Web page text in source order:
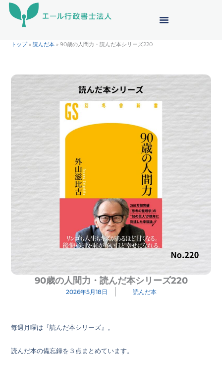
トップ»読んだ本 »90歳の人間力・読んだ本シリーズ220
90歳の人間力・読んだ本シリーズ220
2026年5月18日 読んだ本
毎週月曜は『読んだ本シリーズ』。
読んだ本の備忘録を３点まとめています。